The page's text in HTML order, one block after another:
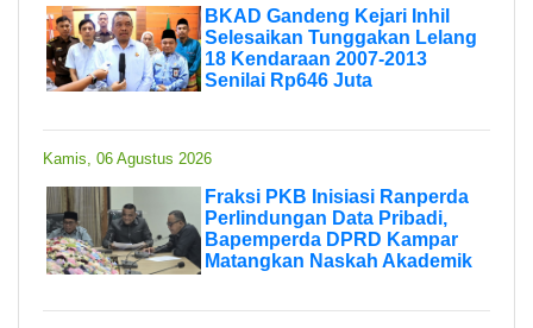
BKAD Gandeng Kejari Inhil
Selesaikan Tunggakan Lelang
18 Kendaraan 2007-2013
Senilai Rp646 Juta
Kamis, 06 Agustus 2026
Fraksi PKB Inisiasi Ranperda
Perlindungan Data Pribadi,
Bapemperda DPRD Kampar
Matangkan Naskah Akademik